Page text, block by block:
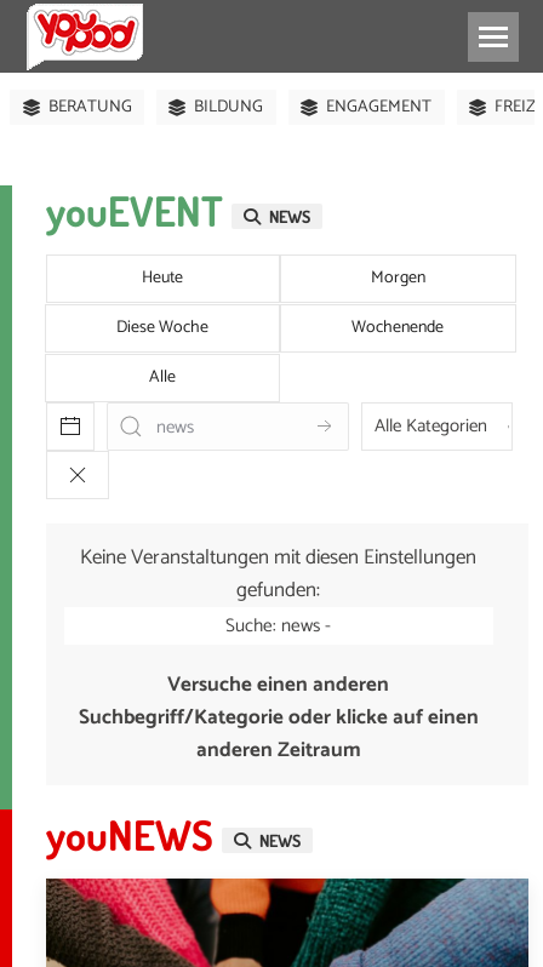
ABHÄNGEN
BERATUNG BILDUNG ENGAGEMENT
youEVENT NEWS
Heute
Morgen
Diese Woche
Wochenende
Alle
Keine Veranstaltungen mit diesen Einstellungen
gefunden:
Suche: news -
Versuche einen anderen
Suchbegriff/Kategorie oder klicke auf einen
anderen Zeitraum
youNEWS NEWS